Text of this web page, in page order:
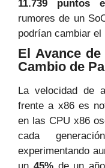
11.739 puntos
rumores de un
podrían cambiar
El Avance
Cambio de
La velocidad de
frente a x86 es
en las CPU x86
cada
experimentando